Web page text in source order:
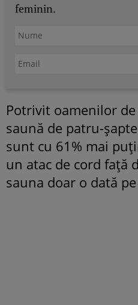
feminin.
Potrivit oamenilor
saună de patru-
sunt cu 61% mai
un atac de cord față
sauna doar o dată